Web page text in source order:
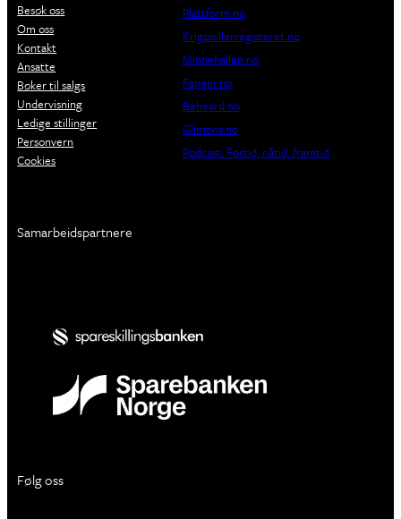
Besøk oss
Om oss
Kontakt
Ansatte
Bøker til salgs
Undervisning
Ledige stillinger
Personvern
Cookies
Plattform.no
Krigsseilerregisteret.no
Minnehallen.no
Fanger.no
Beheard.no
Glimtvis.no
Podcast: Fortid, nåtid, framtid
Samarbeidspartnere
Følg oss